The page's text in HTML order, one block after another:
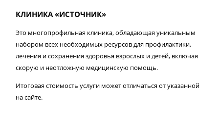
КЛИНИКА «ИСТОЧНИК»
Это многопрофильная клиника, обладающая уникальным
набором всех необходимых ресурсов для профилактики,
лечения и сохранения здоровья взрослых и детей, включая
скорую и неотложную медицинскую помощь.
Итоговая стоимость услуги может отличаться от указанной
на сайте.